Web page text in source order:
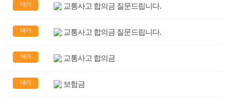
대기 교통사고 합의금 질문드립니다.
대기 교통사고 합의금 질문드립니다.
대기 교통사고 합의금
대기 보험금